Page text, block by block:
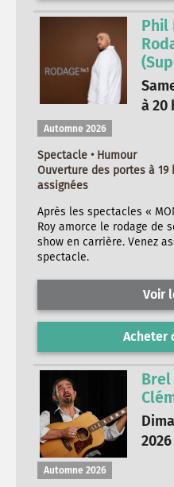
Phil
à 20
Automne 2026
Spectacle • Humour
Ouverture des portes à 19
assignées
Après les spectacles «
Roy amorce le rodage de
show en carrière. Venez
spectacle.
Voir
Acheter
Brel
Automne 2026